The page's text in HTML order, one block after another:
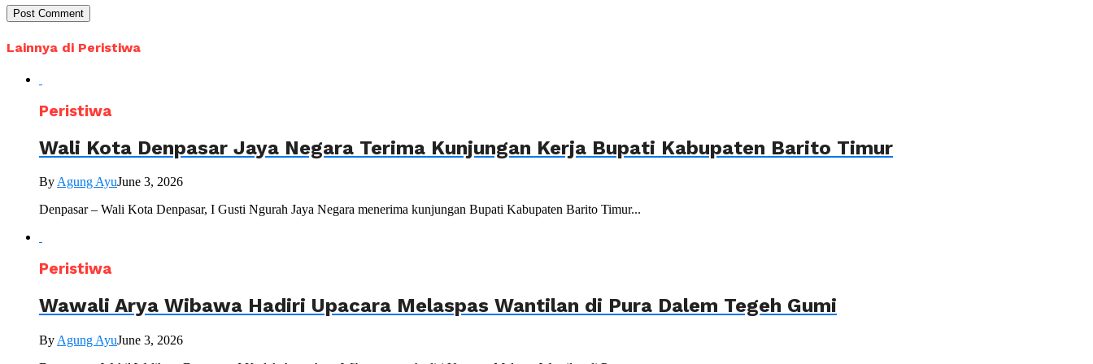
Lainnya di Peristiwa
Peristiwa
Wali Kota Denpasar Jaya Negara Terima Kunjungan Kerja Bupati Kabupaten Barito Timur
ByAgung AyuJune 3, 2026
Denpasar – Wali Kota Denpasar, I Gusti Ngurah Jaya Negara menerima kunjungan Bupati Kabupaten Barito Timur...
Peristiwa
Wawali Arya Wibawa Hadiri Upacara Melaspas Wantilan di Pura Dalem Tegeh Gumi
By Agung AyuJune 3, 2026